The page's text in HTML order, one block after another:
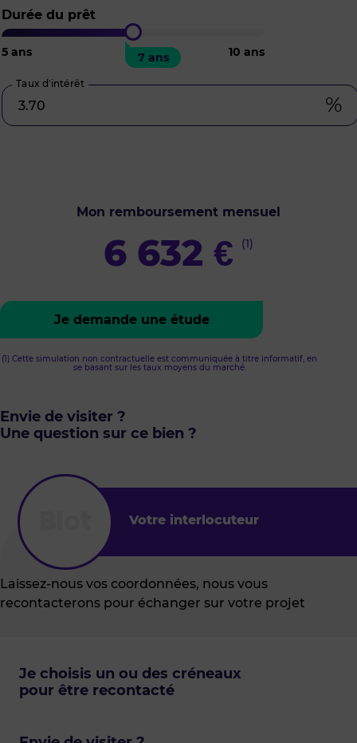
Durée du prêt
5 ans 10 ans
7 ans
Taux d’intérêt
%
Mon remboursement mensuel
6 632 € (1)
Je demande une étude
(1) Cette simulation non contractuelle est communiquée à titre informatif, en
se basant sur les taux moyens du marché.
Envie de visiter ?
Une question sur ce bien ?
Votre interlocuteur
Laissez-nous vos coordonnées, nous vous
recontacterons pour échanger sur votre projet
Je choisis un ou des créneaux
pour être recontacté